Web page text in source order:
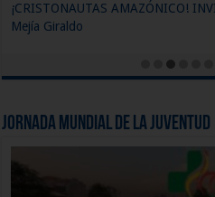
Parque Cristonautas, Rimini
Jornada Mundial de la Juventud